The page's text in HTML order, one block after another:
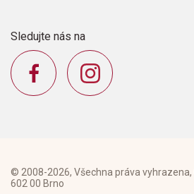
Sledujte nás na
© 2008-2026, Všechna práva vyhrazena,
602 00 Brno